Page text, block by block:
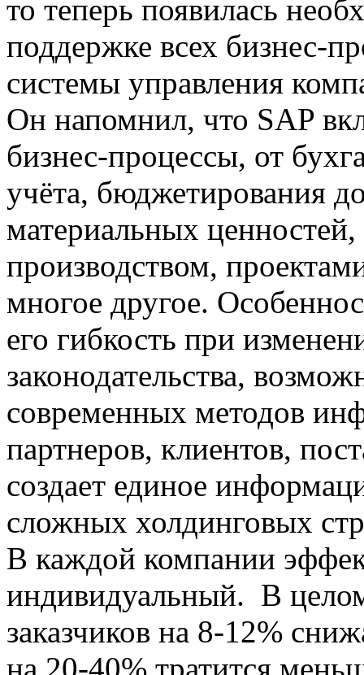
то теперь появилась
поддержке всех бизнес-
системы управления
Он напомнил, что SAP
бизнес-процессы, от
учёта, бюджетирования
материальных
производством,
многое другое.
его гибкость при
законодательства,
современных методов
партнеров, клиентов,
создает единое
сложных холдинговых
В каждой компании
индивидуальный. В
заказчиков на 8-12%
на 20-40% тратится